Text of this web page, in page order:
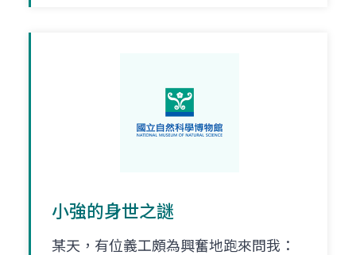
小強的身世之謎
某天，有位義工頗為興奮地跑來問我：